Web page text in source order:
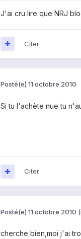
J'ai cru lire que NRJ
Citer
Posté(e) 11 octobre 2010
Si tu l'achète nue tu
Citer
Posté(e) 11 octobre 2010
cherche bien,moi j'ai